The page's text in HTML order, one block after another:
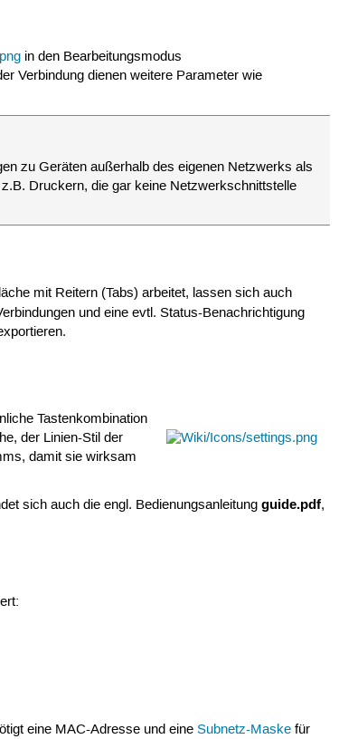
in den Bearbeitungsmodus
Verbindung dienen weitere Parameter wie
zu Geräten außerhalb des eigenen Netzwerks als
Druckern, die gar keine Netzwerkschnittstelle
mit Reitern (Tabs) arbeitet, lassen sich auch
und eine evtl. Status-Benachrichtigung
Tastenkombination
der Linien-Stil der
damit sie wirksam
sich auch die engl. Bedienungsanleitungguide.pdf,
eine MAC-Adresse und eineSubnetz-Maske für